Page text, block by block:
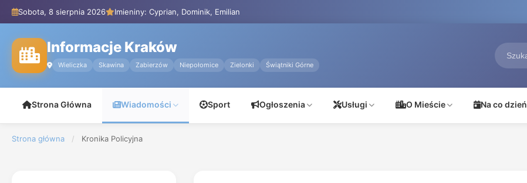
Sobota, 8 sierpnia 2026 Imieniny: Cyprian, Dominik, Emilian
Informacje Kraków
Wieliczka Skawina Zabierzów Niepołomice Zielonki Świątniki Górne
Strona Główna Wiadomości Sport Ogłoszenia Usługi O Mieście Na co dzień
Strona główna / Kronika Policyjna